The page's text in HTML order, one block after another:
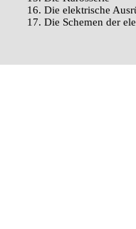
16. Die elektrische
17. Die Schemen der